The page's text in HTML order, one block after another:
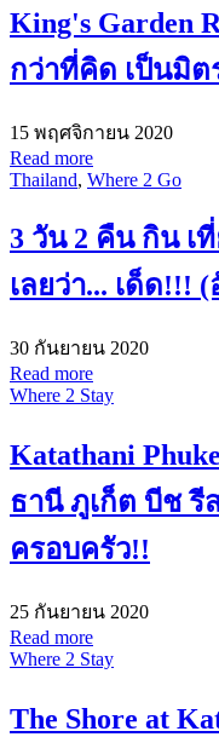
King's Garden
กว่าที่คิด เป็นมิต
15 พฤศจิกายน 2020
Read more
Thailand, Where 2 Go
3 วัน 2 คืน กิน เ
เลยว่า... เด็ด!!!
30 กันยายน 2020
Read more
Where 2 Stay
Katathani
ธานี ภูเก็ต บีช รี
ครอบครัว!!
25 กันยายน 2020
Read more
Where 2 Stay
The Shore at